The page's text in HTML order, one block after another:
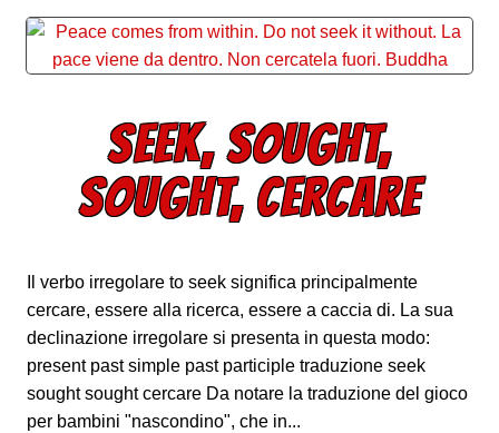
SEEK, SOUGHT,
SOUGHT, CERCARE
Il verbo irregolare to seek significa principalmente
cercare, essere alla ricerca, essere a caccia di. La sua
declinazione irregolare si presenta in questa modo:
present past simple past participle traduzione seek
sought sought cercare Da notare la traduzione del gioco
per bambini "nascondino", che in...